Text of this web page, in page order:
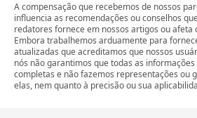
A compensação que recebemos de nossos
influencia as recomendações ou conselhos
redatores fornece em nossos artigos ou afeta
Embora trabalhemos arduamente para
atualizadas que acreditamos que nossos
nós não garantimos que todas as
completas e não fazemos representações ou
elas, nem quanto à precisão ou sua